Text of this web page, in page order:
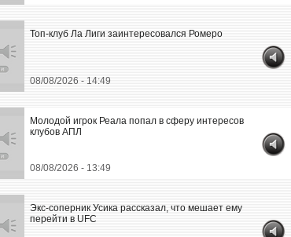
Топ-клуб Ла Лиги заинтересовался Ромеро
08/08/2026 - 14:49
Молодой игрок Реала попал в сферу интересов
клубов АПЛ
08/08/2026 - 13:49
Экс-соперник Усика рассказал, что мешает ему
перейти в UFC